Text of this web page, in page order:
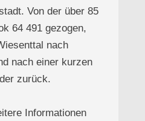
Von der über 85
64 491 gezogen,
nach
nach einer kurzen
zurück.
Informationen